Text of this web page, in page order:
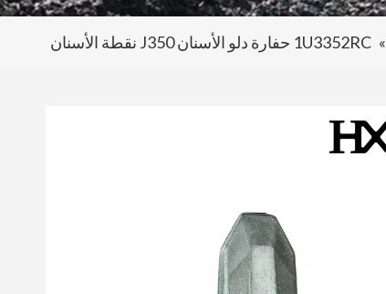
» 1U3352RC حفارة دلو الأسنان J350 نقطة الأسنان